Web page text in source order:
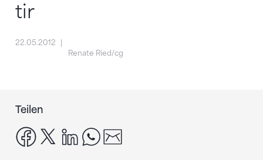
tir
22.05.2012
Renate Ried/cg
Teilen
facebook
x linkedinwhatsapp